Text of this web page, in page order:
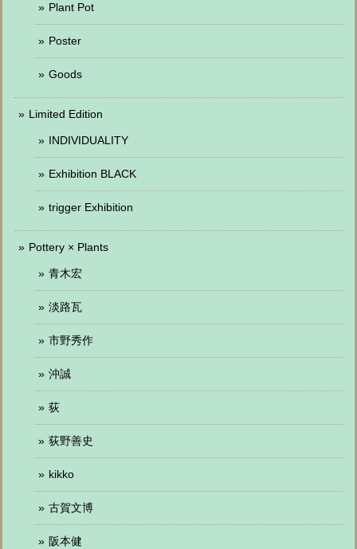
Plant Pot
Poster
Goods
Limited Edition
INDIVIDUALITY
Exhibition BLACK
trigger Exhibition
Pottery × Plants
青木宏
淡路瓦
市野秀作
沖誠
荻
荻野善史
kikko
古賀文博
阪本健